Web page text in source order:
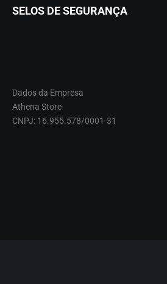
SELOS DE SEGURANÇA
Dados da Empresa
Athena Store
CNPJ: 16.955.578/0001-31